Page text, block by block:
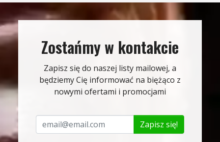
Zostańmy w kontakcie
Zapisz się do naszej listy mailowej, a
będziemy Cię informować na biężąco z
nowymi ofertami i promocjami
Zapisz się!